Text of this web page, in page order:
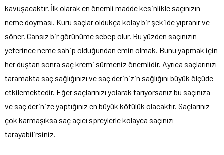
kavuşacaktır. İlk olarak en önemli madde kesinlikle saçınızın
neme doyması. Kuru saçlar oldukça kolay bir şekilde yıpranır ve
söner. Cansız bir görünüme sebep olur. Bu yüzden saçınızın
yeterince neme sahip olduğundan emin olmak. Bunu yapmak için
her duştan sonra saç kremi sürmeniz önemlidir. Ayrıca saçlarınızı
taramakta saç sağlığınızı ve saç derinizin sağlığını büyük ölçüde
etkilemektedir. Eğer saçlarınızı yolarak tarıyorsanız bu saçınıza
ve saç derinize yaptığınız en büyük kötülük olacaktır. Saçlarınız
çok karmaşıksa saç açıcı spreylerle kolayca saçınızı
tarayabilirsiniz.